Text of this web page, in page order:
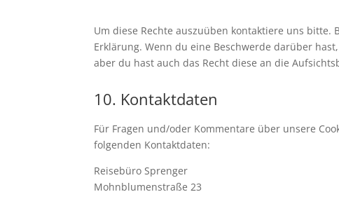
Um diese Rechte auszuüben kontaktiere uns bitte.
Erklärung. Wenn du eine Beschwerde darüber
aber du hast auch das Recht diese an die
10. Kontaktdaten
Für Fragen und/oder Kommentare über unsere
folgenden Kontaktdaten:
Reisebüro Sprenger
Mohnblumenstraße 23